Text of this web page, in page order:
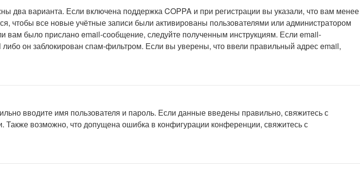
два варианта. Если включена поддержка COPPA и при регистрации вы указали, что вам менее
чтобы все новые учётные записи были активированы пользователями или администратором
вам было прислано email-сообщение, следуйте полученным инструкциям. Если email-
он заблокирован спам-фильтром. Если вы уверены, что ввели правильный адрес email,
вводите имя пользователя и пароль. Если данные введены правильно, свяжитесь с
возможно, что допущена ошибка в конфигурации конференции, свяжитесь с